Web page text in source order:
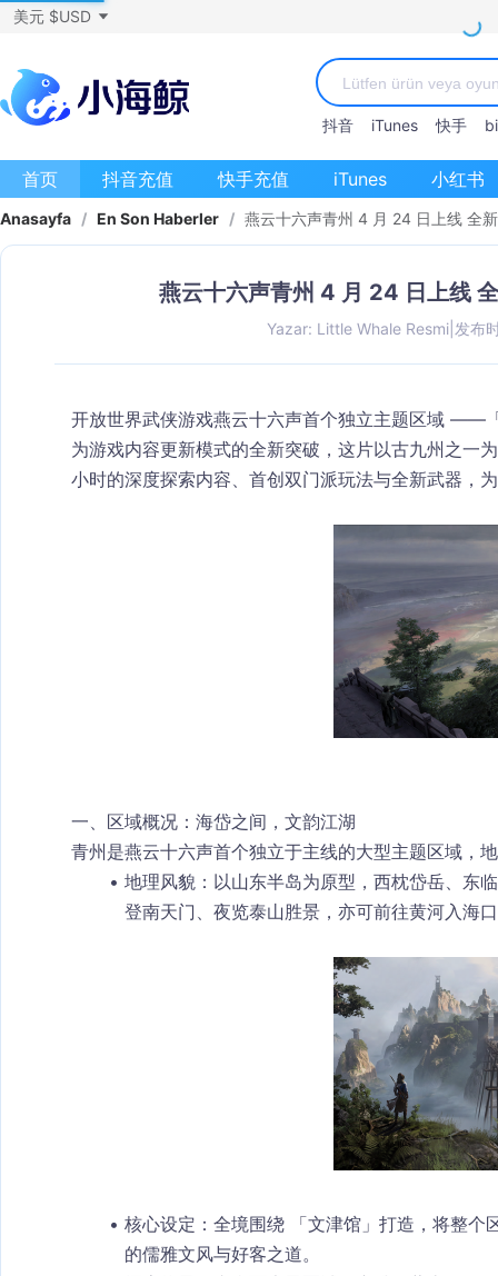
美元 $USD
抖音 iTunes 快手
首页 抖音充值 快手充值 iTunes 小红书
Anasayfa / En Son Haberler / 燕云十六声青州 4 月 24 日上线 全
燕云十六声青州 4 月 24 日上线
Yazar: Little Whale Resmi| 发布
开放世界武侠游戏燕云十六声首个独立主题区域 ——
为游戏内容更新模式的全新突破，这片以古九州之一
小时的深度探索内容、首创双门派玩法与全新武器，
一、区域概况：海岱之间，文韵江湖
青州 是燕云十六声首个独立于主线的大型主题区域，
地理风貌：以山东半岛为原型， 西枕岱岳、东
登南天门、夜览泰山胜景，亦可前往黄河入海
核心设定 ：全境围绕 「文津馆」打造，将整
的儒雅文风与好客之道。